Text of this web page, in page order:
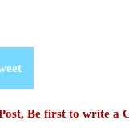
Be first to write a